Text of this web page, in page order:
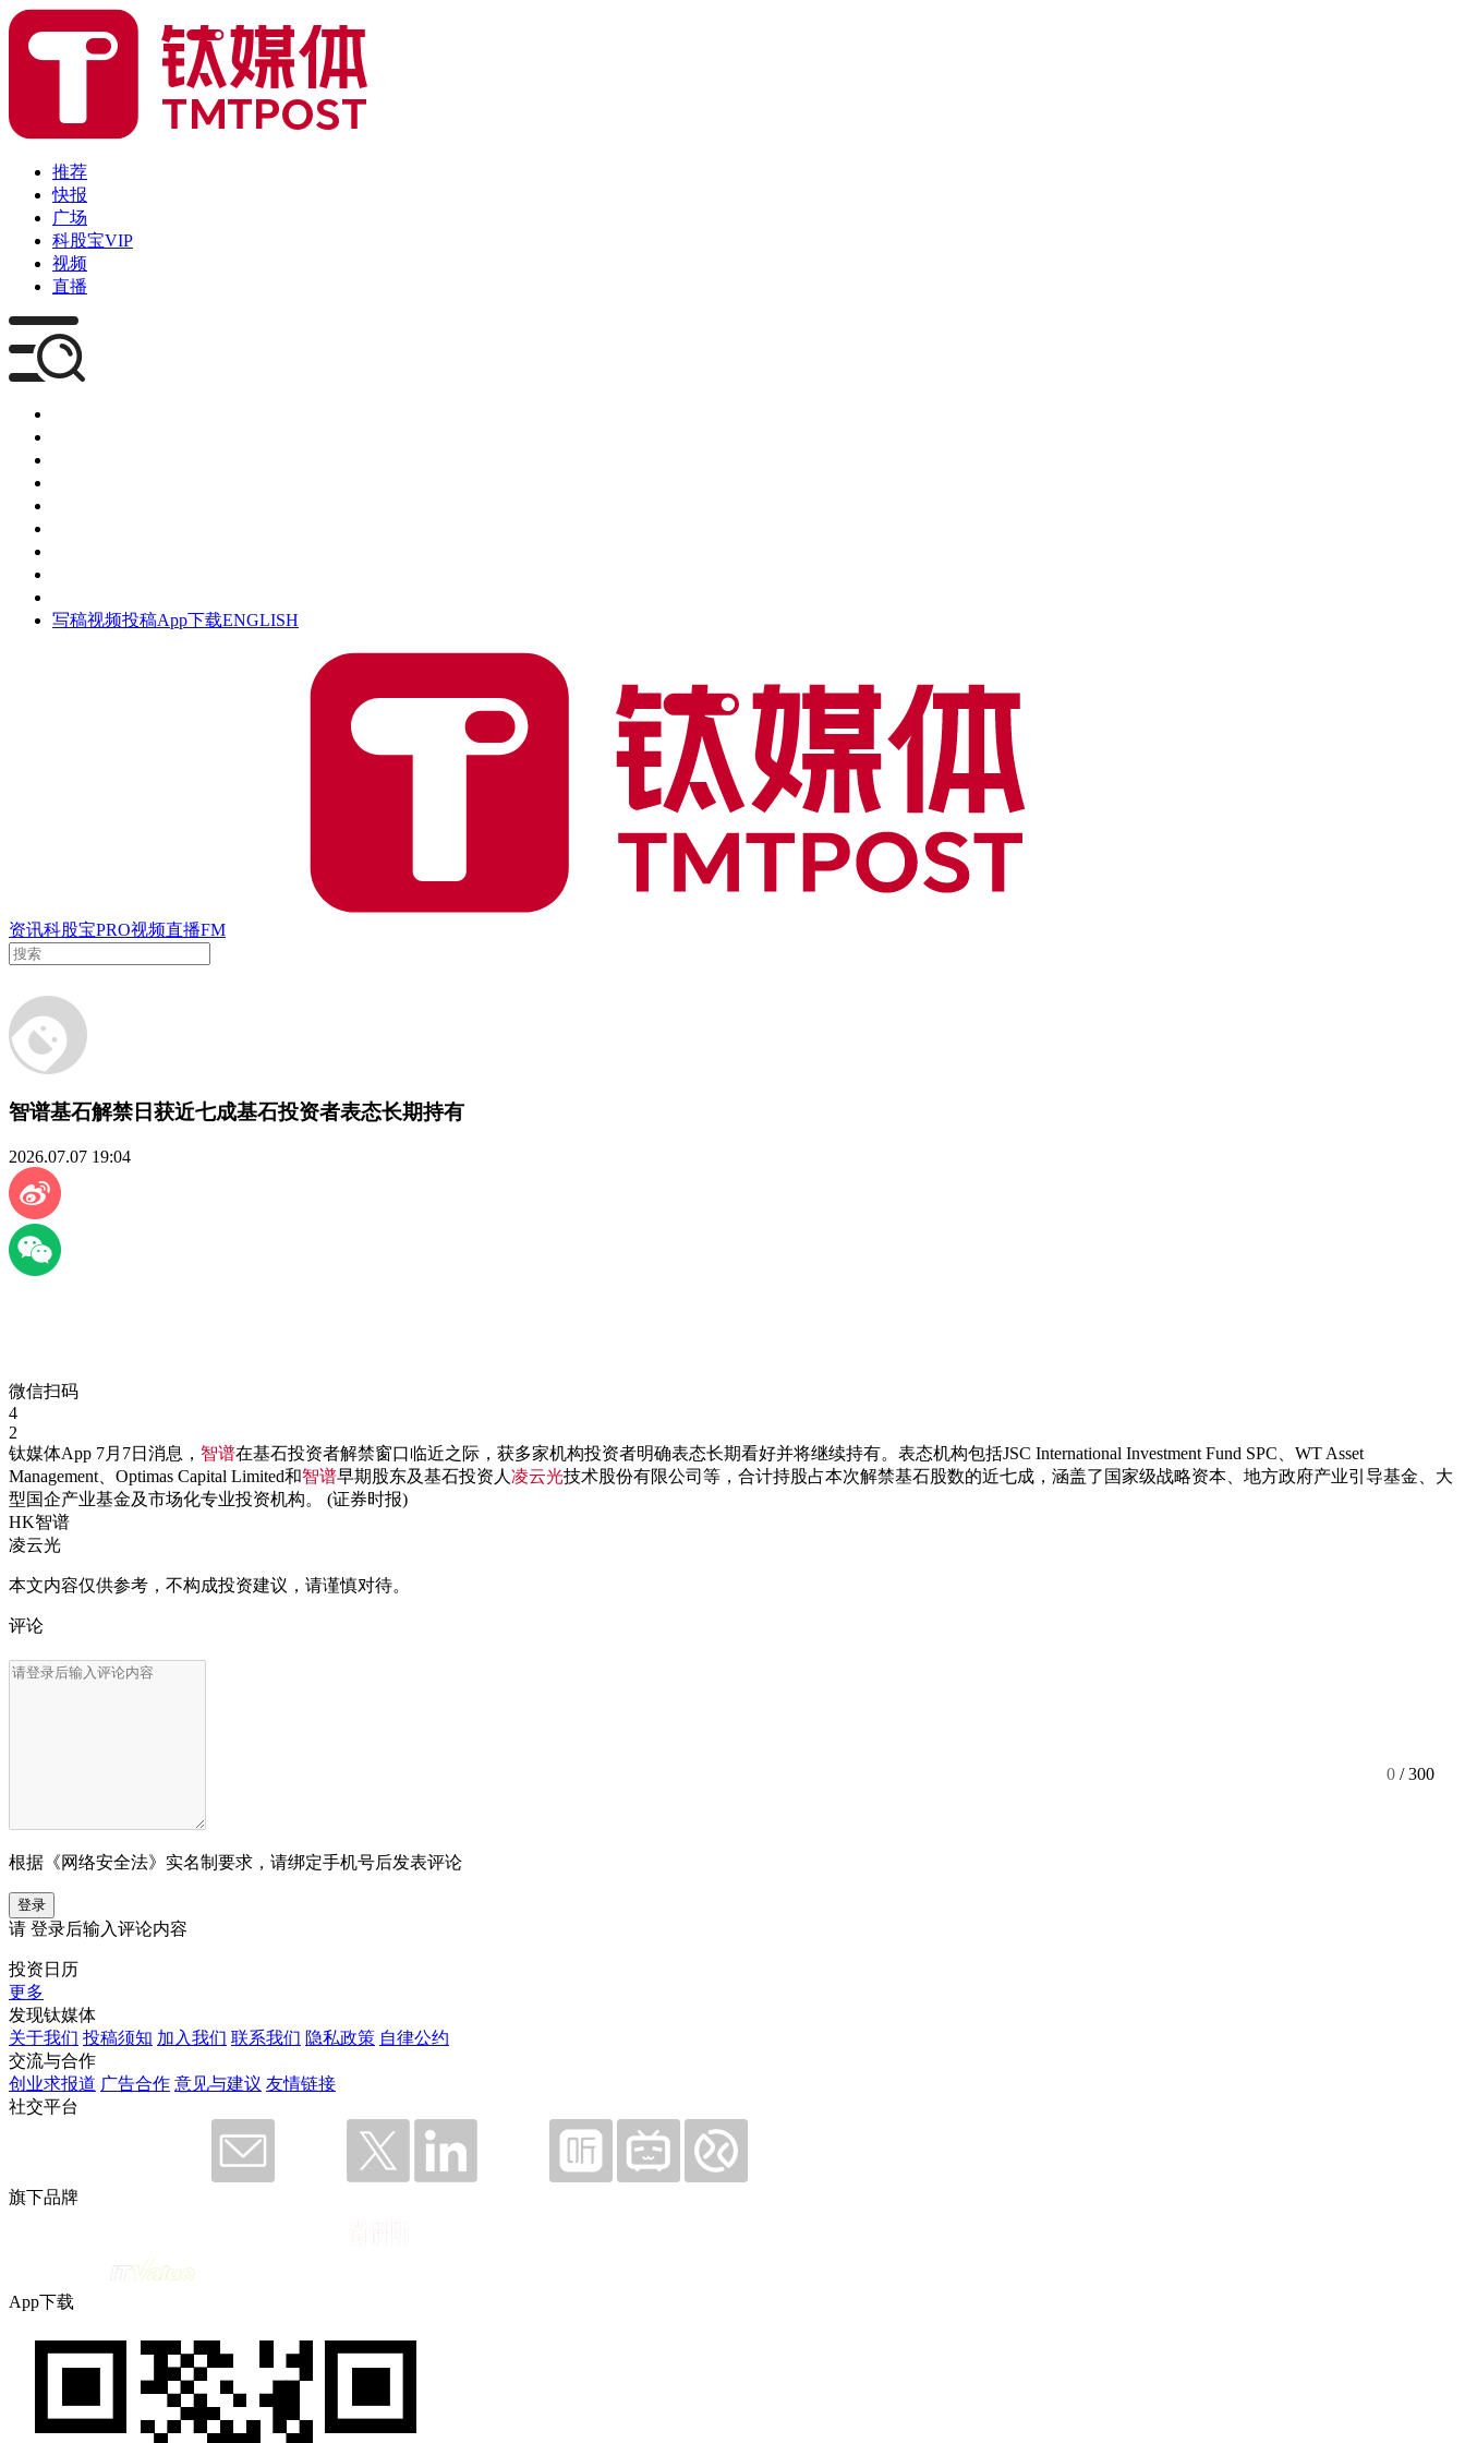
推荐
快报
广场
科股宝VIP
视频
直播
写稿视频投稿App下载ENGLISH
资讯科股宝PRO视频直播FM
智谱基石解禁日获近七成基石投资者表态长期持有
2026.07.07 19:04
微信扫码
4
2
钛媒体App 7月7日消息， 智谱在基石投资者解禁窗口临近之际，获多家机构投资者明确表态长期看好并将继续持有。表态机构包括JSC International Investment Fund SPC、WT Asset
Management、Optimas Capital Limited和智谱早期股东及基石投资人 凌云光技术股份有限公司等，合计持股占本次解禁基石股数的近七成，涵盖了国家级战略资本、地方政府产业引导基金、大
型国企产业基金及市场化专业投资机构。 (证券时报)
HK智谱
凌云光
本文内容仅供参考，不构成投资建议，请谨慎对待。
评论
0 / 300
根据《网络安全法》实名制要求，请绑定手机号后发表评论
登录
请 登录后输入评论内容
投资日历
更多
发现钛媒体
关于我们 投稿须知 加入我们 联系我们 隐私政策 自律公约
交流与合作
创业求报道 广告合作 意见与建议 友情链接
社交平台
旗下品牌
App下载